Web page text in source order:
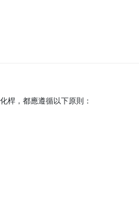
桿，都應遵循以下原則：